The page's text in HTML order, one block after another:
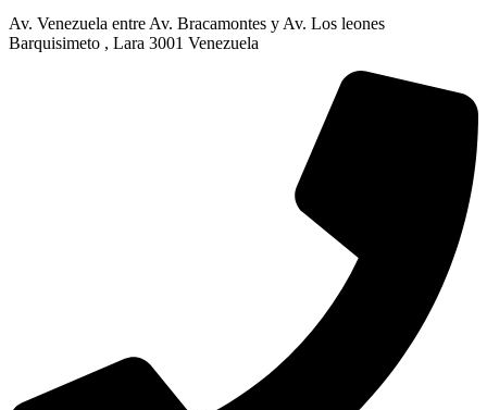
Av. Venezuela entre Av. Bracamontes y Av. Los leones
Barquisimeto , Lara 3001 Venezuela